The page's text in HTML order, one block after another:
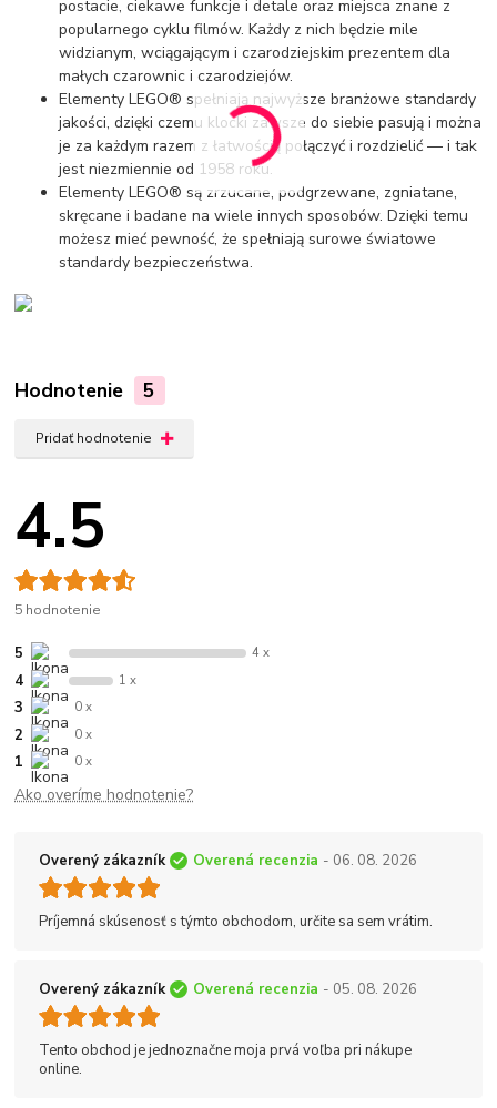
postacie, ciekawe funkcje i detale oraz miejsca znane z
popularnego cyklu filmów. Każdy z nich będzie mile
widzianym, wciągającym i czarodziejskim prezentem dla
małych czarownic i czarodziejów.
Elementy LEGO® spełniają najwyższe branżowe standardy
jakości, dzięki czemu klocki zawsze do siebie pasują i można
je za każdym razem z łatwością połączyć i rozdzielić — i tak
jest niezmiennie od 1958 roku.
Elementy LEGO® są zrzucane, podgrzewane, zgniatane,
skręcane i badane na wiele innych sposobów. Dzięki temu
możesz mieć pewność, że spełniają surowe światowe
standardy bezpieczeństwa.
Hodnotenie 5
Pridať hodnotenie
4.5
5 hodnotenie
5 4 x
4 1 x
3 0 x
2 0 x
1 0 x
Ako overíme hodnotenie?
Overený zákazník Overená recenzia - 06. 08. 2026
Príjemná skúsenosť s týmto obchodom, určite sa sem vrátim.
Overený zákazník Overená recenzia - 05. 08. 2026
Tento obchod je jednoznačne moja prvá voľba pri nákupe
online.